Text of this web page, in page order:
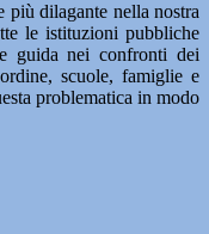
più dilagante nella nostra
le istituzioni pubbliche
guida nei confronti dei
scuole, famiglie e
problematica in modo